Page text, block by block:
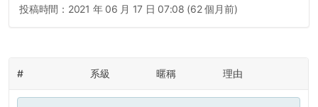
投稿時間： 2021 年 06 月 17 日 07:08 (62 個月前)
# 系級 暱稱 理由